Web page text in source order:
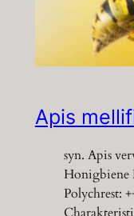
Apis
syn. Apis
Honigbiene
Polychrest: